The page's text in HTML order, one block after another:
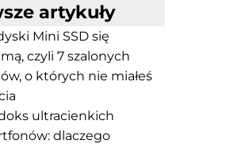
artykuły
Mini SSD się
czyli 7 szalonych
o których nie miałeś
ultracienkich
dlaczego